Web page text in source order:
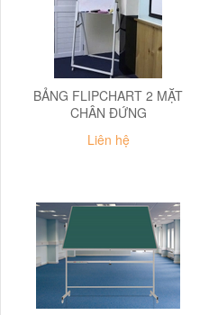
BẢNG FLIPCHART 2 MẶT
CHÂN ĐỨNG
Liên hệ